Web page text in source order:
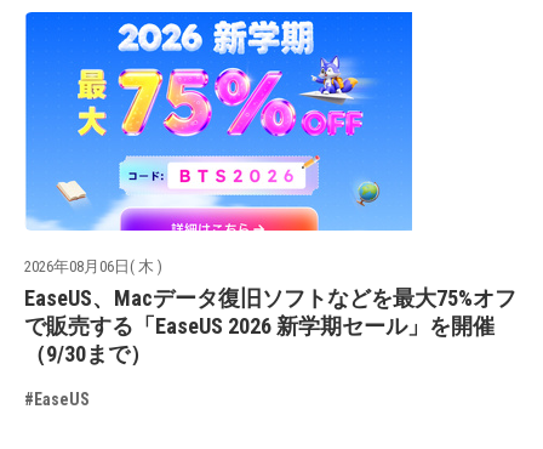
2026年08月06日( 木 )
EaseUS、Macデータ復旧ソフトなどを最大75%オフ
で販売する「EaseUS 2026 新学期セール」を開催
（9/30まで）
#EaseUS